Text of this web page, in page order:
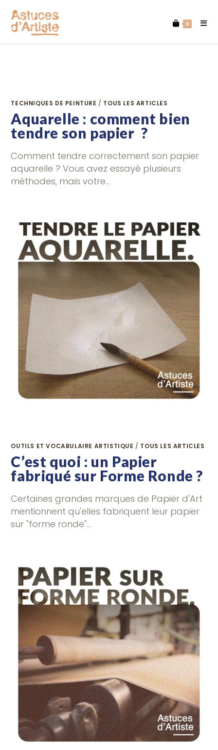
content
0
TECHNIQUES DE PEINTURE / TOUS LES ARTICLES
Aquarelle : comment bien
tendre son papier ?
Comment tendre correctement son papier
aquarelle ? Vous avez essayé plusieurs
méthodes, mais votre…
OUTILS ET VOCABULAIRE ARTISTIQUE / TOUS LES ARTICLES
C’est quoi : un Papier
fabriqué sur Forme Ronde ?
Certaines grandes marques de Papier d'Art
mentionnent qu'elles fabriquent leur papier
sur "forme ronde"…